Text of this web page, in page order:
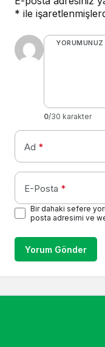
* ile
YORUMUNUZ
0/30 karakter
Ad *
E-Posta *
Bir dahaki sefere
posta adresimi ve
Yorum Gönder